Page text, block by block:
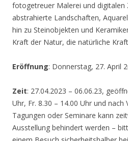
fotogetreuer Malerei und digitalen
abstrahierte Landschaften,
hin zu Steinobjekten und
Kraft der Natur, die natürliche
Eröffnung: Donnerstag, 27. April
Zeit: 27.04.2023 – 06.06.23,
Uhr, Fr. 8.30 – 14.00 Uhr und nach
Tagungen oder Seminare kann
Ausstellung behindert werden –